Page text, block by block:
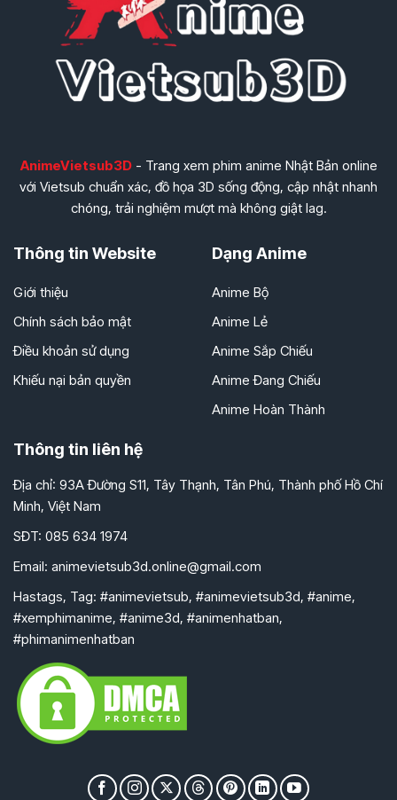
AnimeVietsub3D- Trang xem phim anime Nhật Bản online
với Vietsub chuẩn xác, đồ họa 3D sống động, cập nhật nhanh
chóng, trải nghiệm mượt mà không giật lag.
Thông tin Website
Giới thiệu
Chính sách bảo mật
Điều khoản sử dụng
Khiếu nại bản quyền
Dạng Anime
Anime Bộ
Anime Lẻ
Anime Sắp Chiếu
Anime Đang Chiếu
Anime Hoàn Thành
Thông tin liên hệ
Địa chỉ: 93A Đường S11, Tây Thạnh, Tân Phú, Thành phố Hồ Chí
Minh, Việt Nam
SĐT: 085 634 1974
Email: animevietsub3d.online@gmail.com
Hastags, Tag: #animevietsub, #animevietsub3d, #anime,
#xemphimanime, #anime3d, #animenhatban,
#phimanimenhatban